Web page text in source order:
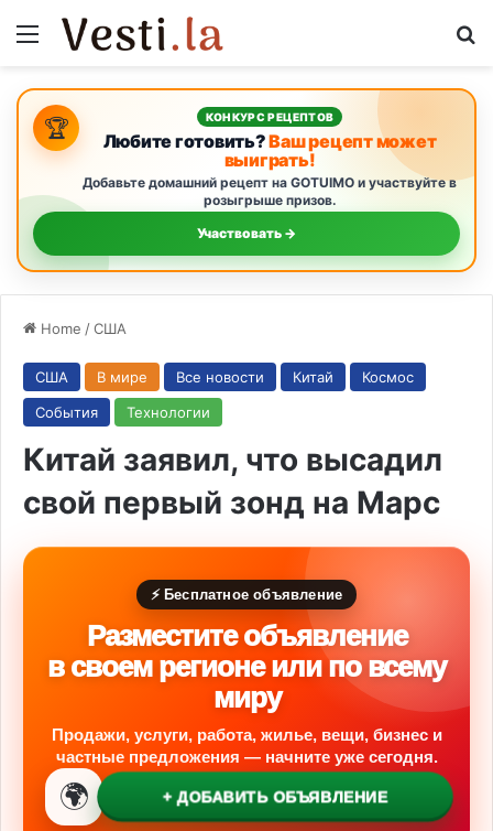
Menu
🏆 КОНКУРС РЕЦЕПТОВ
Любите готовить?Ваш рецепт может
выиграть!
Добавьте домашний рецепт на GOTUIMO и участвуйте в
розыгрыше призов.
Участвовать →
Home /США
США В мире Все новости Китай
Космос
События
Технологии
Китай заявил, что высадил
свой первый зонд на Марс
⚡ Бесплатное объявление
Разместите объявление
в своем регионе или по всему
миру
Продажи, услуги, работа, жилье, вещи, бизнес и
частные предложения — начните уже сегодня.
🌍 + ДОБАВИТЬ ОБЪЯВЛЕНИЕ